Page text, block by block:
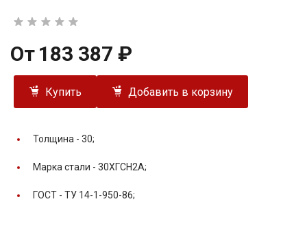
От 183 387 ₽
Купить Добавить в корзину
Толщина - 30;
Марка стали - 30ХГСН2А;
ГОСТ - ТУ 14-1-950-86;